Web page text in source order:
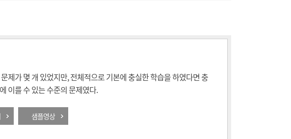
제가 몇 개 있었지만, 전체적으로 기본에 충실한 학습을 하였다면 충
이를 수 있는 수준의 문제였다.
샘플영상